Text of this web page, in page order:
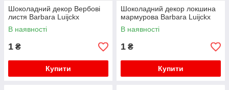
Шоколадний декор Вербові
листя Barbara Luijckx
В наявності
1 ₴
Купити
Шоколадний декор локшина
мармурова Barbara Luijckx
В наявності
1 ₴
Купити